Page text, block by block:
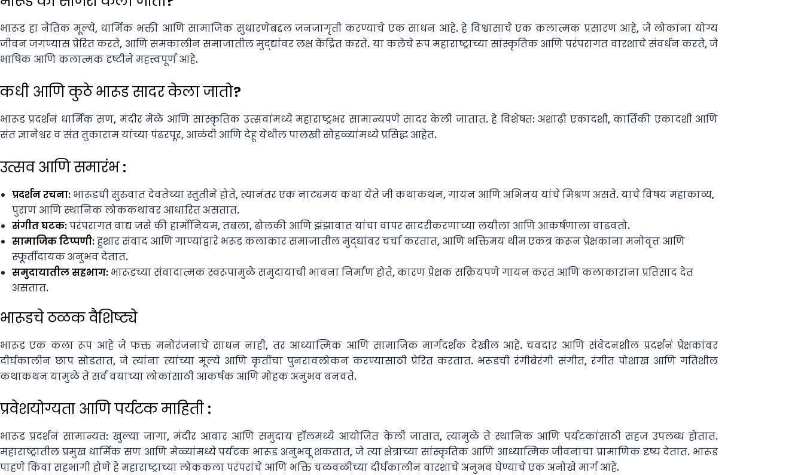
भारूड हा नैतिक मूल्ये, धार्मिक भक्ती आणि सामाजिक सुधारणेबद्दल जनजागृती करण्याचे एक साधन आहे. हे विश्वासाचे एक कलात्मक प्रसारण आहे, जे लोकांना योग्य
जीवन जगण्यास प्रेरित करते, आणि समकालीन समाजातील मुद्द्यांवर लक्ष केंद्रित करते. या कलेचे रूप महाराष्ट्राच्या सांस्कृतिक आणि परंपरागत वारशाचे संवर्धन करते, जे
भाषिक आणि कलात्मक दृष्टीने महत्त्वपूर्ण आहे.
कधी आणि कुठे भारूड सादर केला जातो?
भारूड प्रदर्शनं धार्मिक सण, मंदीर मेळे आणि सांस्कृतिक उत्सवांमध्ये महाराष्ट्रभर सामान्यपणे सादर केली जातात. हे विशेषत: अशाढ़ी एकादशी, कार्तिकी एकादशी आणि
संत ज्ञानेश्वर व संत तुकाराम यांच्या पंढरपूर, आळंदी आणि देहू येथील पालखी सोहळ्यांमध्ये प्रसिद्ध आहेत.
उत्सव आणि समारंभ :
प्रदर्शन रचना: भारूडची सुरुवात देवतेच्या स्तुतीने होते, त्यानंतर एक नाट्यमय कथा येते जी कथाकथन, गायन आणि अभिनय यांचे मिश्रण असते. याचे विषय महाकाव्य,
पुराण आणि स्थानिक लोककथांवर आधारित असतात.
संगीत घटक:परंपरागत वाद्य जसे की हार्मोनियम, तबला, ढोलकी आणि झंझावात यांचा वापर सादरीकरणाच्या लयीला आणि आकर्षणाला वाढवतो.
सामाजिक टिप्पणी:हुशार संवाद आणि गाण्यांद्वारे भरूड कलाकार समाजातील मुद्द्यांवर चर्चा करतात, आणि भक्तिमय थीम एकत्र करून प्रेक्षकांना मनोवृत्त आणि
स्फूर्तीदायक अनुभव देतात.
समुदायातील सहभाग: भारूडच्या संवादात्मक स्वरूपामुळे समुदायाची भावना निर्माण होते, कारण प्रेक्षक सक्रियपणे गायन करत आणि कलाकारांना प्रतिसाद देत
असतात.
भारूडचे ठळक वैशिष्ट्ये
भारूड एक कला रूप आहे जे फक्त मनोरंजनाचे साधन नाही, तर आध्यात्मिक आणि सामाजिक मार्गदर्शक देखील आहे. चवदार आणि संवेदनशील प्रदर्शनं प्रेक्षकांवर
दीर्घकालीन छाप सोडतात, जे त्यांना त्यांच्या मूल्ये आणि कृतींचा पुनरावलोकन करण्यासाठी प्रेरित करतात. भरूडची रंगीबेरंगी संगीत, रंगीत पोशाख आणि गतिशील
कथाकथन यामुळे ते सर्व वयाच्या लोकांसाठी आकर्षक आणि मोहक अनुभव बनवते.
प्रवेशयोग्यता आणि पर्यटक माहिती :
भारूड प्रदर्शनं सामान्यत: खुल्या जागा, मंदीर आवार आणि समुदाय हॉलमध्ये आयोजित केली जातात, त्यामुळे ते स्थानिक आणि पर्यटकांसाठी सहज उपलब्ध होतात.
महाराष्ट्रातील प्रमुख धार्मिक सण आणि मेळ्यांमध्ये पर्यटक भारूड अनुभवू शकतात, जे त्या क्षेत्राच्या सांस्कृतिक आणि आध्यात्मिक जीवनाचा प्रामाणिक दृष्य देतात. भारूड
पाहणे किंवा सहभागी होणे हे महाराष्ट्राच्या लोककला परंपरांचे आणि भक्ति चळवळीच्या दीर्घकालीन वारशाचे अनुभव घेण्याचे एक अनोखे मार्ग आहे.